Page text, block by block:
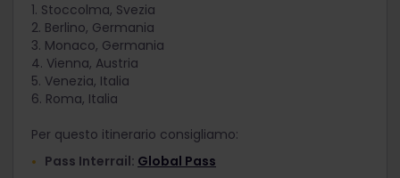
1. Stoccolma, Svezia
2. Berlino, Germania
3. Monaco, Germania
4. Vienna, Austria
5. Venezia, Italia
6. Roma, Italia
Per questo itinerario consigliamo:
Pass Interrail: Global Pass